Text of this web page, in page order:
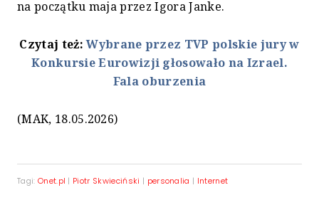
na początku maja przez Igora Janke.
Czytaj też:Wybrane przez TVP polskie jury w
Konkursie Eurowizji głosowało na Izrael.
Fala oburzenia
(MAK, 18.05.2026)
Tagi: Onet.pl | Piotr Skwieciński | personalia | Internet